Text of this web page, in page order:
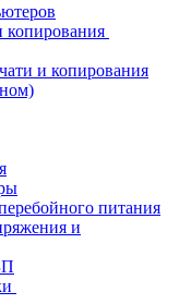
копирования
и копирования
питания
и